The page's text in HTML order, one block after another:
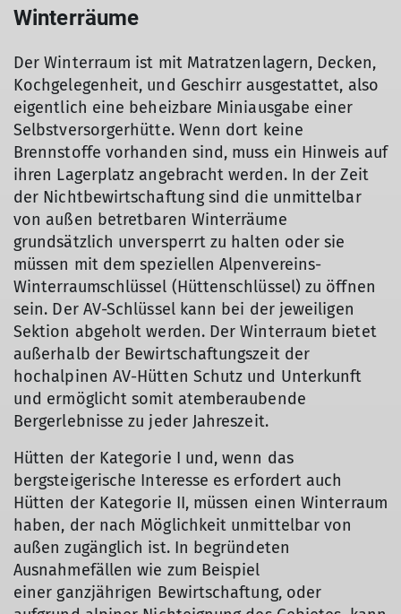
Winterräume
Der Winterraum ist mit Matratzenlagern, Decken,
Kochgelegenheit, und Geschirr ausgestattet, also
eigentlich eine beheizbare Miniausgabe einer
Selbstversorgerhütte. Wenn dort keine
Brennstoffe vorhanden sind, muss ein Hinweis auf
ihren Lagerplatz angebracht werden. In der Zeit
der Nichtbewirtschaftung sind die unmittelbar
von außen betretbaren Winterräume
grundsätzlich unversperrt zu halten oder sie
müssen mit dem speziellen Alpenvereins-
Winterraumschlüssel (Hüttenschlüssel) zu öffnen
sein. Der AV-Schlüssel kann bei der jeweiligen
Sektion abgeholt werden. Der Winterraum bietet
außerhalb der Bewirtschaftungszeit der
hochalpinen AV-Hütten Schutz und Unterkunft
und ermöglicht somit atemberaubende
Bergerlebnisse zu jeder Jahreszeit.
Hütten der Kategorie I und, wenn das
bergsteigerische Interesse es erfordert auch
Hütten der Kategorie II, müssen einen Winterraum
haben, der nach Möglichkeit unmittelbar von
außen zugänglich ist. In begründeten
Ausnahmefällen wie zum Beispiel
einer ganzjährigen Bewirtschaftung, oder